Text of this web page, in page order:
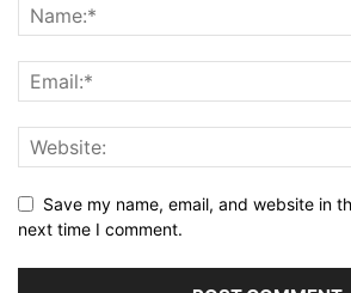
Save my name, email, and website in
next time I comment.